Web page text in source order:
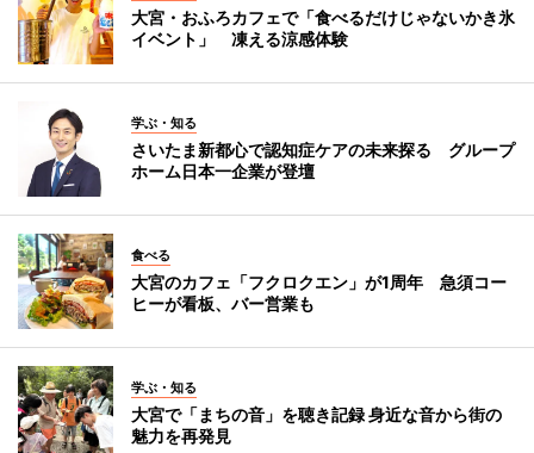
大宮・おふろカフェで「食べるだけじゃないかき氷
イベント」 凍える涼感体験
学ぶ・知る
さいたま新都心で認知症ケアの未来探る グループ
ホーム日本一企業が登壇
食べる
大宮のカフェ「フクロクエン」が1周年 急須コー
ヒーが看板、バー営業も
学ぶ・知る
大宮で「まちの音」を聴き記録 身近な音から街の
魅力を再発見